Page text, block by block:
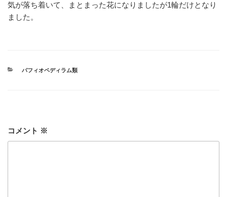
気が落ち着いて、まとまった花になりましたが1輪だけとなり
ました。
カ
パフィオペディラム類
コメント ※